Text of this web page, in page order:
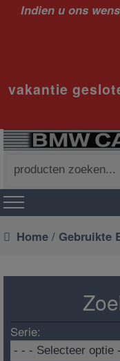
Indien u ons
vakantie
naar:
Home / Gebruikte
Serie: